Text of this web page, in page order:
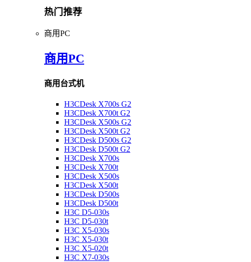
热门推荐
商用PC
商用PC
商用台式机
H3CDesk X700s G2
H3CDesk X700t G2
H3CDesk X500s G2
H3CDesk X500t G2
H3CDesk D500s G2
H3CDesk D500t G2
H3CDesk X700s
H3CDesk X700t
H3CDesk X500s
H3CDesk X500t
H3CDesk D500s
H3CDesk D500t
H3C D5-030s
H3C D5-030t
H3C X5-030s
H3C X5-030t
H3C X5-020t
H3C X7-030s